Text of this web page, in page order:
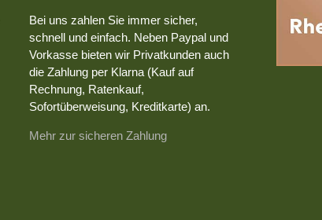
Bei uns zahlen Sie immer sicher,
schnell und einfach. Neben Paypal und
Vorkasse bieten wir Privatkunden auch
die Zahlung per Klarna (Kauf auf
Rechnung, Ratenkauf,
Sofortüberweisung, Kreditkarte) an.
Mehr zur sicheren Zahlung